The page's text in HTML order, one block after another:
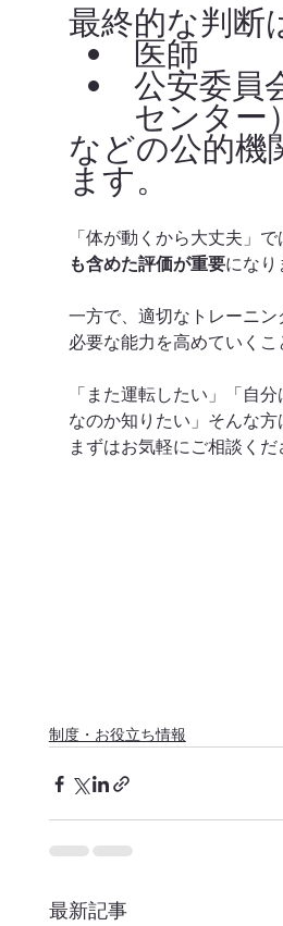
最終的な判断
医師
公安委員
センター）
などの公的機
ます。
「体が動くから大丈夫」で
も含めた評価が重要になり
一方で、適切なトレーニ
必要な能力を高めていくこ
「また運転したい」「自
なのか知りたい」そんな方
まずはお気軽にご相談くだ
制度・お役立ち情報
最新記事